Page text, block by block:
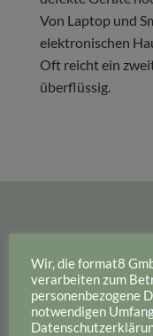
Von Laptop und
elektronischen
Oft reicht ein
überflüssig.
ab
Komm mit
Wir prüfen
Wir, die format8
verarbeiten zum
personenbezogene
notwendigen